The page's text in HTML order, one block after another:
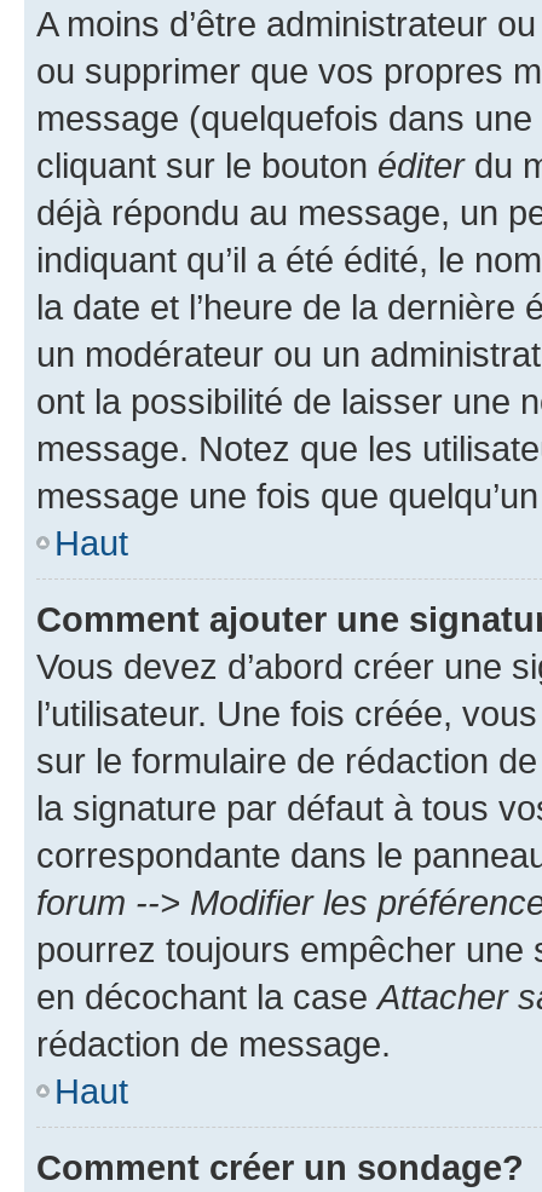
A moins d’être administrateur
ou supprimer que vos propres
message (quelquefois dans
cliquant sur le bouton éditerdu
déjà répondu au message, un
indiquant qu’il a été édité, le
la date et l’heure de la dernière
un modérateur ou un
ont la possibilité de laisser une
message. Notez que les
message une fois que
Haut
Comment ajouter une
Vous devez d’abord créer une
l’utilisateur. Une fois créée,
sur le formulaire de rédaction
la signature par défaut à tous
correspondante dans le
forum --> Modifier les
pourrez toujours empêcher une
en décochant la case Attacher
rédaction de message.
Haut
Comment créer un sondage?